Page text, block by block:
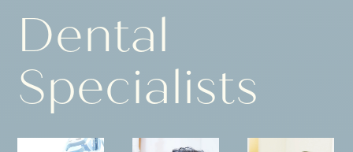
Dental
Specialists